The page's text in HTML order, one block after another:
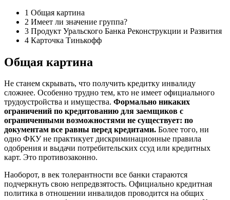
1 Общая картина
2 Имеет ли значение группа?
3 Продукт Уральского Банка Реконструкции и Развития
4 Карточка Тинькофф
Общая картина
Не станем скрывать, что получить кредитку инвалиду
сложнее. Особенно трудно тем, кто не имеет официального
трудоустройства и имущества. Формально никаких
ограничений по кредитованию для заемщиков с
ограниченными возможностями не существует: по
документам все равны перед кредитами. Более того, ни
одно ФКУ не практикует дискриминационные правила
одобрения и выдачи потребительских ссуд или кредитных
карт. Это противозаконно.
Наоборот, в век толерантности все банки стараются
подчеркнуть свою непредвзятость. Официально кредитная
политика в отношении инвалидов проводится на общих